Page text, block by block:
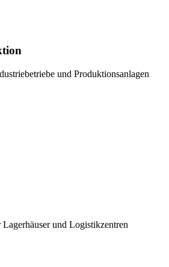
und Produktionsanlagen
und Logistikzentren